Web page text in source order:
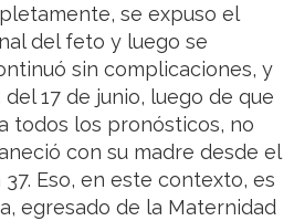
se expuso el
del feto y luego se
sin complicaciones, y
17 de junio, luego de que
todos los pronósticos, no
con su madre desde el
Eso, en este contexto, es
egresado de la Maternidad